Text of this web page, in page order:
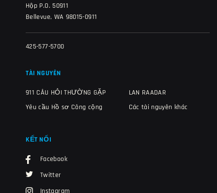
Hộp P.O. 50911
Bellevue, WA 98015-0911
425-577-5700
TÀI NGUYÊN
911 CÂU HỎI THƯỜNG GẶP
Yêu cầu Hồ sơ Công cộng
LAN RAADAR
Các tài nguyên khác
KẾT NỐI
Facebook
Twitter
Instagram